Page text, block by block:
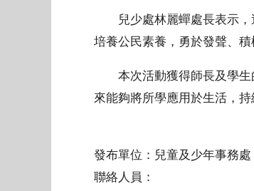
兒少處林麗蟬處長表示，
培養公民素養，勇於發聲、
本次活動獲得師長及學生的
來能夠將所學應用於生活，持
發布單位：兒童及少年事務處
聯絡人員：